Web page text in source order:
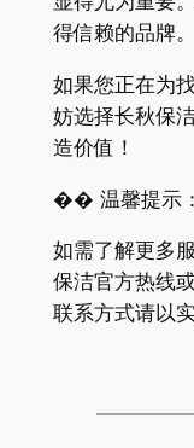
得信赖的品牌。
如果您正在为
妨选择长秋保
造价值！
�� 温馨提示
如需了解更多
保洁官方热线
联系方式请以